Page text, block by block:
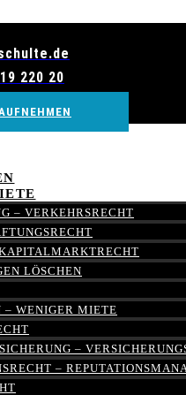
220 20
– VERKEHRSRECHT
LÖSCHEN
– WENIGER MIETE
–
–